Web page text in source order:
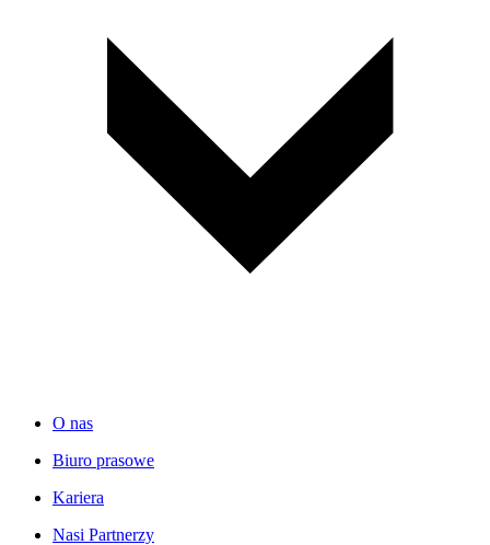
O nas
Biuro prasowe
Kariera
Nasi Partnerzy